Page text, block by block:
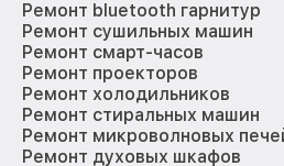
Ремонт bluetooth гарнитур
Ремонт сушильных машин
Ремонт смарт-часов
Ремонт проекторов
Ремонт холодильников
Ремонт стиральных машин
Ремонт микроволновых
Ремонт духовых шкафов